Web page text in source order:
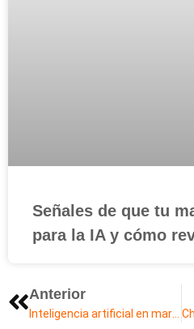
Señales de que tu
para la IA y cómo
Anterior